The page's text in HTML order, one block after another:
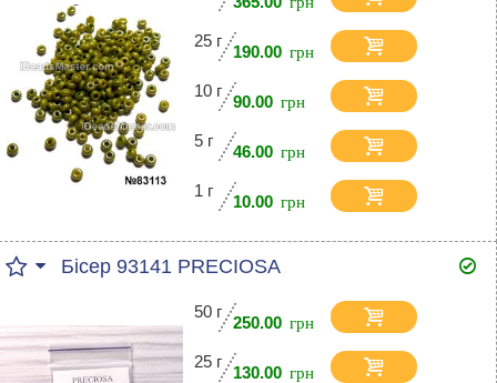
25 г
190.00
10 г
90.00
5 г
46.00
1 г
10.00
Бісер 93141 PRECIOSA
50 г
250.00
25 г
130.00